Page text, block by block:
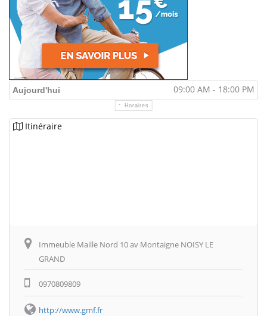
Aujourd'hui 09:00 AM - 18:00 PM
Horaires
Itinéraire
Immeuble Maille Nord 10 av Montaigne NOISY LE
GRAND
0970809809
http://www.gmf.fr